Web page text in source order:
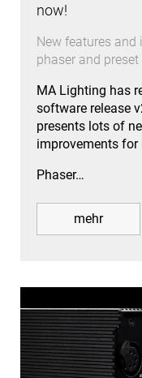
now!
New features
phaser and
MA Lighting has
software release
presents lots of
improvements
Phaser…
mehr